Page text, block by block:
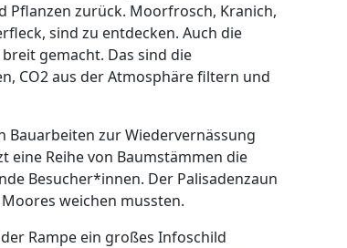
Pflanzen zurück. Moorfrosch, Kranich,
sind zu entdecken. Auch die
gemacht. Das sind die
CO2 aus der Atmosphäre filtern und
Bauarbeiten zur Wiedervernässung
eine Reihe von Baumstämmen die
Besucher*innen. Der Palisadenzaun
weichen mussten.
Rampe ein großes Infoschild